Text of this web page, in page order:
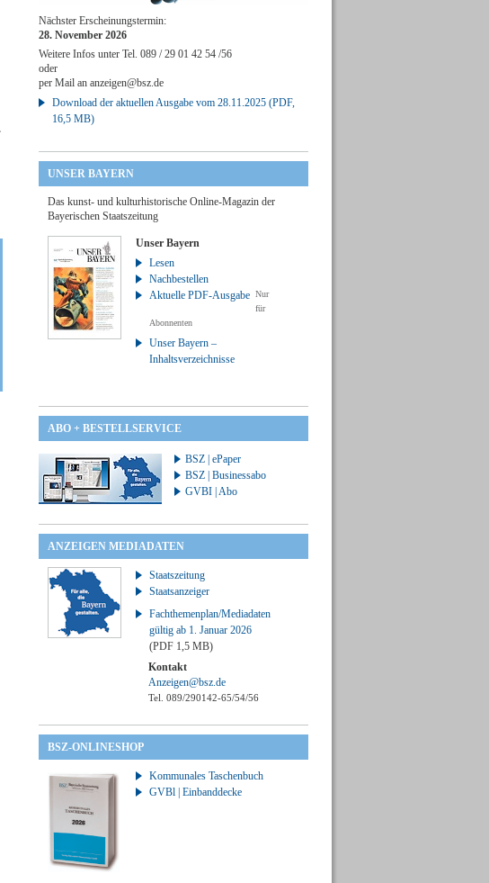
Nächster Erscheinungstermin:
28. November 2026
Weitere Infos unter Tel. 089 / 29 01 42 54 /56
oder
per Mail an anzeigen@bsz.de
Download der aktuellen Ausgabe vom 28.11.2025 (PDF,
16,5 MB)
UNSER BAYERN
Das kunst- und kulturhistorische Online-Magazin der
Bayerischen Staatszeitung
Unser Bayern
Lesen
Nachbestellen
Aktuelle PDF-Ausgabe Nur
für
Abonnenten
Unser Bayern –
Inhaltsverzeichnisse
ABO + BESTELLSERVICE
BSZ | ePaper
BSZ | Businessabo
GVBI | Abo
ANZEIGEN MEDIADATEN
Staatszeitung
Staatsanzeiger
Fachthemenplan/Mediadaten
gültig ab 1. Januar 2026
(PDF 1,5 MB)
Kontakt
Anzeigen@bsz.de
Tel. 089/290142-65/54/56
BSZ-ONLINESHOP
Kommunales Taschenbuch
GVBl | Einbanddecke